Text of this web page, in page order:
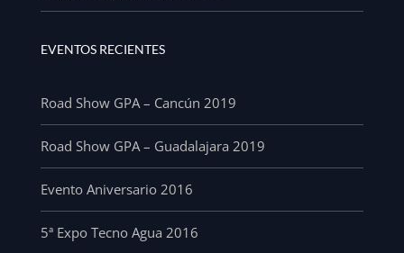
EVENTOS RECIENTES
Road Show GPA – Cancún 2019
Road Show GPA – Guadalajara 2019
Evento Aniversario 2016
5ª Expo Tecno Agua 2016